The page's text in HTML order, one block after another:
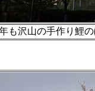
も沢山の手作り鯉